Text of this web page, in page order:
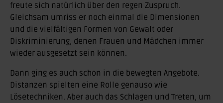
freute sich natürlich über den regen Zuspruch.
Gleichsam umriss er noch einmal die Dimensionen
und die vielfältigen Formen von Gewalt oder
Diskriminierung, denen Frauen und Mädchen immer
wieder ausgesetzt sein können.
Dann ging es auch schon in die bewegten Angebote.
Distanzen spielten eine Rolle genauso wie
Lösetechniken. Aber auch das Schlagen und Treten, um